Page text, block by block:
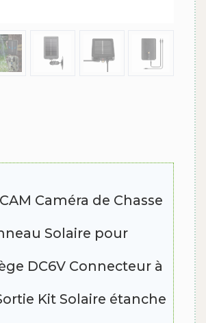
Caméra de Chasse
Solaire pour
DC6V Connecteur à
Kit Solaire étanche